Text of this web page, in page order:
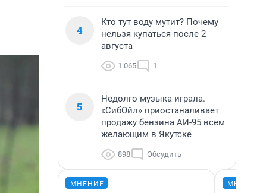
4
Кто тут воду мутит? Почему
нельзя купаться после 2
августа
1 065 1
5
Недолго музыка играла.
«СибОйл» приостаналивает
продажу бензина АИ-95 всем
желающим в Якутске
898 Обсудить
МНЕНИЕ